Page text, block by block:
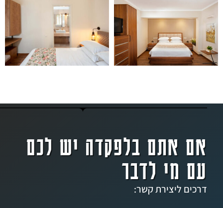
בלפקדה יש לכם
לדבר
קשר: